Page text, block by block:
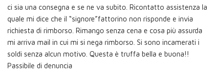
ci sia una consegna e se ne va subito. Ricontatto assistenza la
quale mi dice che il “signore”fattorino non risponde e invia
richiesta di rimborso. Rimango senza cena e cosa più assurda
mi arriva mail in cui mi si nega rimborso. Si sono incamerati i
soldi senza alcun motivo. Questa è truffa bella e buona!!
Passibile di denuncia